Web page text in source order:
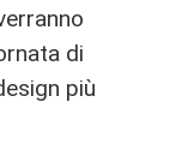
di
più